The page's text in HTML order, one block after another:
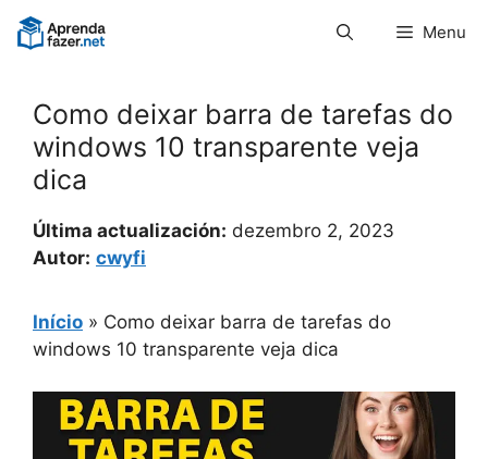
Pular
para
Menu
Como deixar barra de tarefas do
windows 10 transparente veja
dica
Última actualización: dezembro 2, 2023
Autor: cwyfi
Início » Como deixar barra de tarefas do
windows 10 transparente veja dica